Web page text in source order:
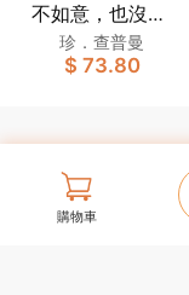
購物車
不如意，也沒關
係！[新雅．繪
本館]
珍．查普曼
$ 73.80